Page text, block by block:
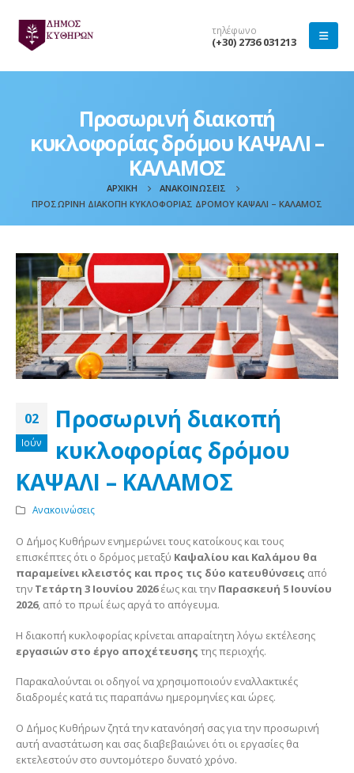
τηλέφωνο
(+30) 2736 031213
Προσωρινή διακοπή
κυκλοφορίας δρόμου ΚΑΨΑΛΙ –
ΚΑΛΑΜΟΣ
ΑΡΧΙΚΉ
ΑΝΑΚΟΙΝΏΣΕΙΣ
ΠΡΟΣΩΡΙΝΉ ΔΙΑΚΟΠΉ ΚΥΚΛΟΦΟΡΊΑΣ ΔΡΌΜΟΥ ΚΑΨΑΛΙ – ΚΑΛΑΜΟΣ
02
Ιούν
Προσωρινή διακοπή
κυκλοφορίας δρόμου
ΚΑΨΑΛΙ – ΚΑΛΑΜΟΣ
Ανακοινώσεις
Ο Δήμος Κυθήρων ενημερώνει τους κατοίκους και τους
επισκέπτες ότι ο δρόμος μεταξύ Καψαλίου και Καλάμου θα
παραμείνει κλειστός και προς τις δύο κατευθύνσεις από
την Τετάρτη 3 Ιουνίου 2026έως και την Παρασκευή 5 Ιουνίου
2026, από το πρωί έως αργά το απόγευμα.
Η διακοπή κυκλοφορίας κρίνεται απαραίτητη λόγω εκτέλεσης
εργασιών στο έργο αποχέτευσης της περιοχής.
Παρακαλούνται οι οδηγοί να χρησιμοποιούν εναλλακτικές
διαδρομές κατά τις παραπάνω ημερομηνίες και ώρες.
Ο Δήμος Κυθήρων ζητά την κατανόησή σας για την προσωρινή
αυτή αναστάτωση και σας διαβεβαιώνει ότι οι εργασίες θα
εκτελεστούν στο συντομότερο δυνατό χρόνο.